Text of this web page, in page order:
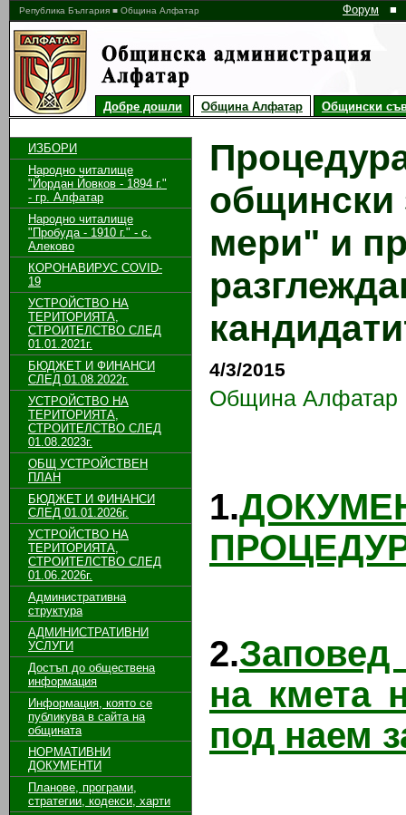
Република България ■ Община Алфатар Форум ■
Добре дошли Община Алфатар Общински
ИЗБОРИ
Народно читалище
"Йордан Йовков - 1894 г."
- гр. Алфатар
Народно читалище
"Пробуда - 1910 г." - с.
Алеково
КОРОНАВИРУС COVID-
19
УСТРОЙСТВО НА
ТЕРИТОРИЯТА,
СТРОИТЕЛСТВО СЛЕД
01.01.2021г.
БЮДЖЕТ И ФИНАНСИ
СЛЕД 01.08.2022г.
УСТРОЙСТВО НА
ТЕРИТОРИЯТА,
СТРОИТЕЛСТВО СЛЕД
01.08.2023г.
ОБЩ УСТРОЙСТВЕН
ПЛАН
БЮДЖЕТ И ФИНАНСИ
СЛЕД 01.01.2026г.
УСТРОЙСТВО НА
ТЕРИТОРИЯТА,
СТРОИТЕЛСТВО СЛЕД
01.06.2026г.
Административна
структура
АДМИНИСТРАТИВНИ
УСЛУГИ
Достъп до обществена
информация
Информация, която се
публикува в сайта на
общината
НОРМАТИВНИ
ДОКУМЕНТИ
Планове, програми,
стратегии, кодекси, харти
общински
мери" и
4/3/2015
Община Алфатар
1.
2.Заповед
на кмета
под наем